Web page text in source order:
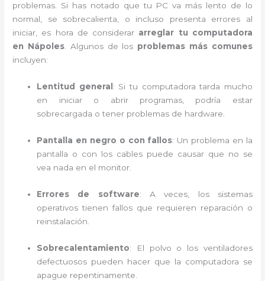
problemas. Si has notado que tu PC va más lento de lo
normal, se sobrecalienta, o incluso presenta errores al
iniciar, es hora de considerar arreglar tu computadora
en Nápoles. Algunos de los problemas más comunes
incluyen:
Lentitud general : Si tu computadora tarda mucho
en iniciar o abrir programas, podría estar
sobrecargada o tener problemas de hardware.
Pantalla en negro o con fallos: Un problema en la
pantalla o con los cables puede causar que no se
vea nada en el monitor.
Errores de software: A veces, los sistemas
operativos tienen fallos que requieren reparación o
reinstalación.
Sobrecalentamiento: El polvo o los ventiladores
defectuosos pueden hacer que la computadora se
apague repentinamente.